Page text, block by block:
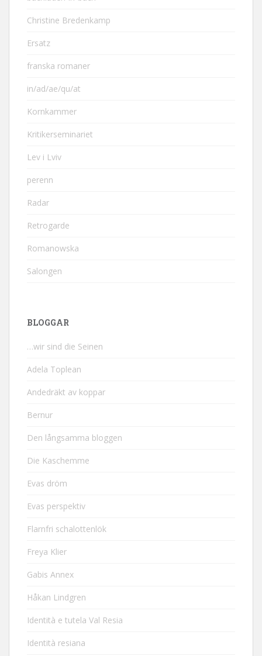
Christine Bredenkamp
Ersatz
franska romaner
in/ad/ae/qu/at
Kornkammer
Kritikerseminariet
Lev i Lviv
perenn
Radar
Retrogarde
Romanowska
Salongen
BLOGGAR
…wir sind die Seinen
Adela Toplean
Andedräkt av koppar
Bernur
Den långsamma bloggen
Die Kaschemme
Evas dröm
Evas perspektiv
Flarnfri schalottenlök
Freya Klier
Gabis Annex
Håkan Lindgren
Identità e tutela Val Resia
Identità resiana